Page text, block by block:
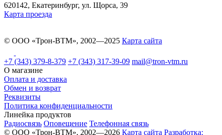
620142, Екатеринбург, ул. Щорса, 39
Карта проезда
© ООО «Трон-ВТМ», 2002—2025 Карта сайта
+7 (343) 379-8-379 +7 (343) 317-39-09 mail@tron-vtm.ru
О магазине
Оплата и доставка
Обмен и возврат
Реквизиты
Политика конфиденциальности
Линейка продуктов
Радиосвязь Оповещение Телефонная связь
© ООО «Трон-ВТМ», 2002—2026 Карта сайта Разработка: